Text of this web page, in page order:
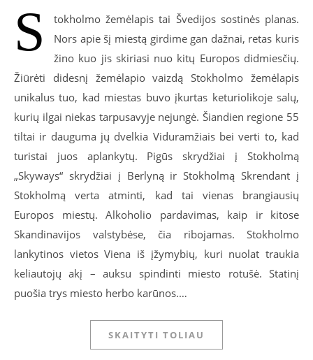
S
tokholmo žemėlapis tai Švedijos sostinės planas.
Nors apie šį miestą girdime gan dažnai, retas kuris
žino kuo jis skiriasi nuo kitų Europos didmiesčių.
Žiūrėti didesnį žemėlapio vaizdą Stokholmo žemėlapis
unikalus tuo, kad miestas buvo įkurtas keturiolikoje salų,
kurių ilgai niekas tarpusavyje nejungė. Šiandien regione 55
tiltai ir dauguma jų dvelkia Viduramžiais bei verti to, kad
turistai juos aplankytų. Pigūs skrydžiai į Stokholmą
„Skyways“ skrydžiai į Berlyną ir Stokholmą Skrendant į
Stokholmą verta atminti, kad tai vienas brangiausių
Europos miestų. Alkoholio pardavimas, kaip ir kitose
Skandinavijos valstybėse, čia ribojamas. Stokholmo
lankytinos vietos Viena iš įžymybių, kuri nuolat traukia
keliautojų akį – auksu spindinti miesto rotušė. Statinį
puošia trys miesto herbo karūnos.…
SKAITYTI TOLIAU